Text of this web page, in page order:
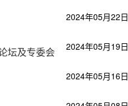
2024年05月22日
坛及专委会 2024年05月19日
2024年05月16日